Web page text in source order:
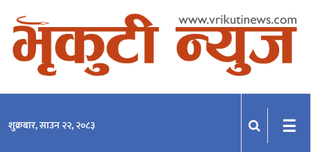
समाचार
शुक्रबार, साउन २२, २०८३ ☰